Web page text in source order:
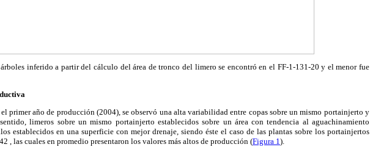
inferido a partir del cálculo del área de tronco del limero se encontró en el FF-1-131-20 y el menor fue
primer año de producción (2004), se observó una alta variabilidad entre copas sobre un mismo portainjerto y
limeros sobre un mismo portainjerto establecidos sobre un área con tendencia al aguachinamiento
establecidos en una superficie con mejor drenaje, siendo éste el caso de las plantas sobre los portainjertos
, las cuales en promedio presentaron los valores más altos de producción (Figura 1).